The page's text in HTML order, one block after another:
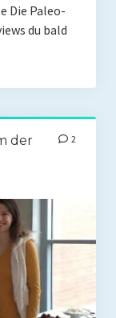
Die Paleo-
du bald
der
2